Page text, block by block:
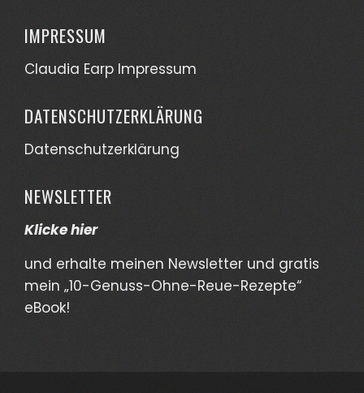
IMPRESSUM
Claudia Earp Impressum
DATENSCHUTZERKLÄRUNG
Datenschutzerklärung
NEWSLETTER
Klicke hier
und erhalte meinen Newsletter und gratis
mein „10-Genuss-Ohne-Reue-Rezepte“
eBook!